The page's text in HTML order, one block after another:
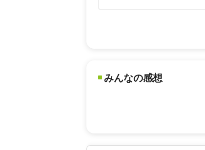
みんなの感想